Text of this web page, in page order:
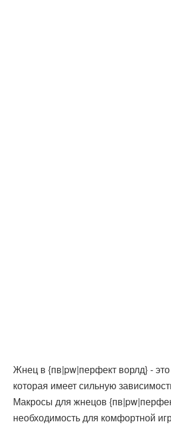
Жнец в {пв|pw|перфект ворлд} -
которая имеет сильную
Макросы для жнецов
необходимость для комфортной